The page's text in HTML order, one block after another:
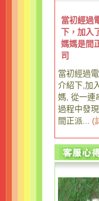
當初經過
下，加入
媽媽是間
司
當初經過
介紹下,加
媽, 從一連
過程中發
間正派...
(